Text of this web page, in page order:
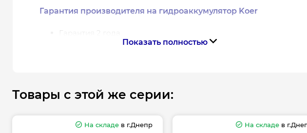
Гарантия производителя на гидроаккумулятор Koer
Гарантия 2 года
Показать полностью
Товары с этой же серии:
На складе в г.Днепр
На складев